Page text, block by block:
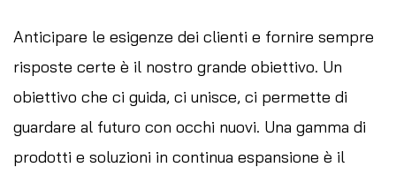
Anticipare le esigenze dei clienti e fornire sempre
risposte certe è il nostro grande obiettivo. Un
obiettivo che ci guida, ci unisce, ci permette di
guardare al futuro con occhi nuovi. Una gamma di
prodotti e soluzioni in continua espansione è il